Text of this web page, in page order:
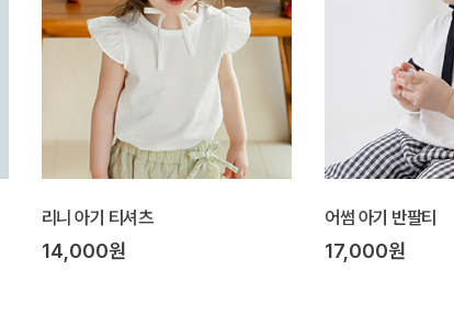
리니 아기 티셔츠
14,000원
어썸 아기 반팔티
17,000원